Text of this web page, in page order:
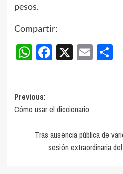
pesos.
Compartir:
WhatsApp
Facebook
X Email
Post
navigation
Previous:
Cómo usar el diccionario
Tras ausencia pública de
sesión extraordinaria